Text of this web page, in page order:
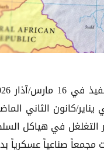
كانون الثاني
التغلغل في هياكل
وبنت مجمعاً صناعياً عسكرياً